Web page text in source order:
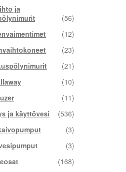
ja
(56)
(12)
(23)
(21)
(10)
(11)
ja käyttövesi
(536)
(3)
(3)
(168)